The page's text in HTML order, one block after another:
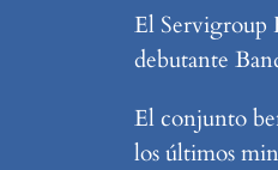
El Servigroup
debutante
El conjunto
los últimos